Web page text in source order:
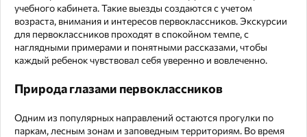
учебного кабинета. Такие выезды создаются с учетом
возраста, внимания и интересов первоклассников. Экскурсии
для первоклассников проходят в спокойном темпе, с
наглядными примерами и понятными рассказами, чтобы
каждый ребенок чувствовал себя уверенно и вовлеченно.
Природа глазами первоклассников
Одним из популярных направлений остаются прогулки по
паркам, лесным зонам и заповедным территориям. Во время